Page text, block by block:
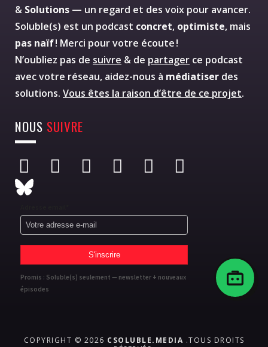
& Solutions — un regard et des voix pour avancer.
Soluble(s) est un podcast concret, optimiste, mais
pas naïf! Merci pour votre écoute !
N’oubliez pas de suivre & de partager ce podcast
avec votre réseau, aidez-nous à médiatiser des
solutions. Vous êtes la raison d’être de ce projet.
NOUS SUIVRE
Promis : Soluble(s) seulement — newsletter + nouveaux
épisodes
COPYRIGHT © 2026 CSOLUBLE.MEDIA .TOUS DROITS